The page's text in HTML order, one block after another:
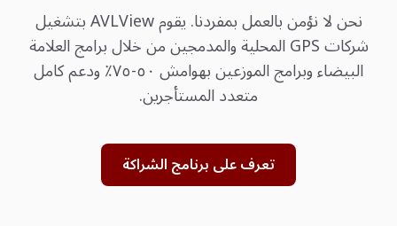
نحن لا نؤمن بالعمل بمفردنا. يقوم AVLView بتشغيل
شركات GPS المحلية والمدمجين من خلال برامج العلامة
البيضاء وبرامج الموزعين بهوامش ٥٠-٧٥٪ ودعم كامل
متعدد المستأجرين.
تعرف على برنامج الشراكة